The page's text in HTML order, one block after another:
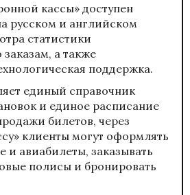
кассы» доступен
русском и английском
статистики
а также
поддержка.
единый справочник
и единое расписание
билетов, через
клиенты могут оформлять
авиабилеты, заказывать
полисы и бронировать